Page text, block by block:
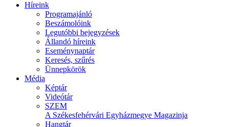
Híreink
Programajánló
Beszámolóink
Legutóbbi bejegyzések
Állandó híreink
Eseménynaptár
Keresés, szűrés
Ünnepkörök
Média
Képtár
Videótár
SZEM
A Székesfehérvári Egyházmegye Magazinja
Hangtár